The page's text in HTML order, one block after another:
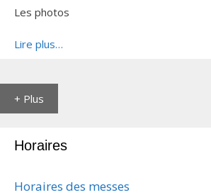
Les photos
Lire plus…
+ Plus
Horaires
Horaires des messes